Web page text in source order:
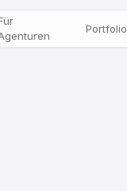
Portfolio